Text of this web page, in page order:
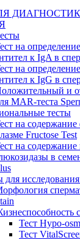
на
к IgA в
на
к IgG в
и
MAR-теста
тесты
на
Fructose Test
на
в
для
Тест Hypo-
Тест